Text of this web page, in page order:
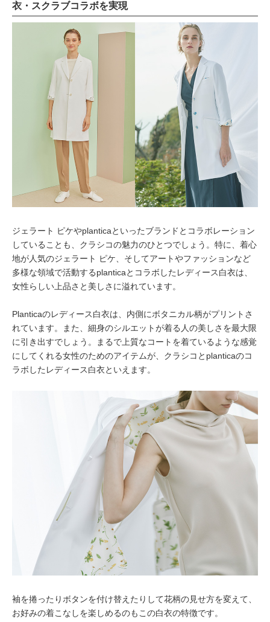
衣・スクラブコラボを実現
ジェラート ピケやplanticaといったブランドとコラボレーション
していることも、クラシコの魅力のひとつでしょう。特に、着心
地が人気のジェラート ピケ、そしてアートやファッションなど
多様な領域で活動するplanticaとコラボしたレディース白衣は、
女性らしい上品さと美しさに溢れています。
Planticaのレディース白衣は、内側にボタニカル柄がプリントさ
れています。また、細身のシルエットが着る人の美しさを最大限
に引き出すでしょう。まるで上質なコートを着ているような感覚
にしてくれる女性のためのアイテムが、クラシコとplanticaのコ
ラボしたレディース白衣といえます。
袖を捲ったりボタンを付け替えたりして花柄の見せ方を変えて、
お好みの着こなしを楽しめるのもこの白衣の特徴です。